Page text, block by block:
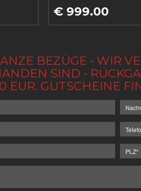
€ 999.00
BEZÜGE - WIR
SIND -
EUR. GUTSCHEINE